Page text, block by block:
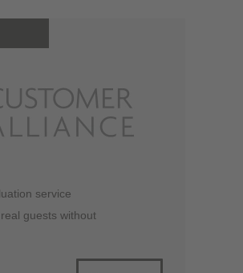
service
guests without